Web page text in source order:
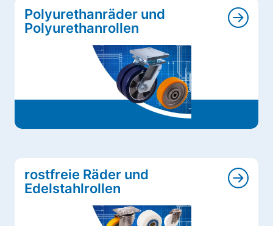
Polyurethanräder und
Polyurethanrollen
rostfreie Räder und
Edelstahlrollen